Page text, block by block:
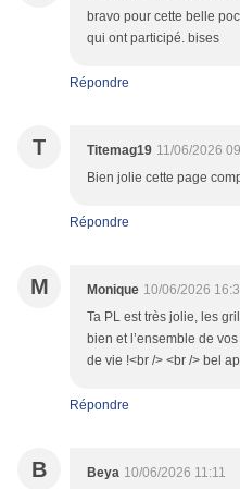
bravo pour cette belle
qui ont participé. bises
Répondre
T Titemag19 11/06/2026
Bien jolie cette page
Répondre
M Monique 10/06/2026
Ta PL est très jolie, les
bien et l’ensemble de
de vie !<br /> <br /> bel
Répondre
B Beya 10/06/2026 11:11